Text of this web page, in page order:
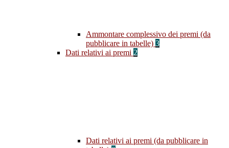
Ammontare complessivo dei premi (da
pubblicare in tabelle) 3
Dati relativi ai premi 2
Dati relativi ai premi (da pubblicare in